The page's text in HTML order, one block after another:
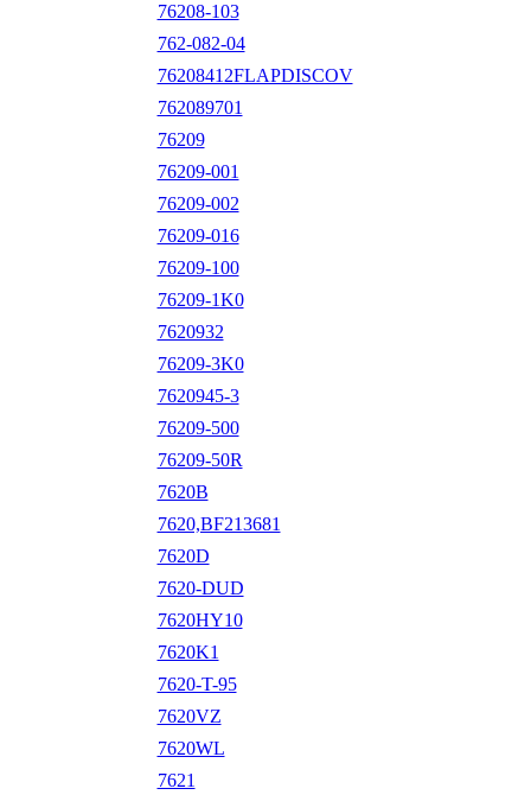
76208-103
762-082-04
76208412FLAPDISCOV
762089701
76209
76209-001
76209-002
76209-016
76209-100
76209-1K0
7620932
76209-3K0
7620945-3
76209-500
76209-50R
7620B
7620,BF213681
7620D
7620-DUD
7620HY10
7620K1
7620-T-95
7620VZ
7620WL
7621